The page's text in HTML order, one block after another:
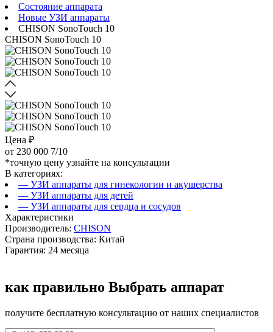
Состояние аппарата
Новые УЗИ аппараты
CHISON SonoTouch 10
CHISON SonoTouch 10
Цена ₽
от 230 000 7/10
*точную цену узнайте на консультации
В категориях:
— УЗИ аппараты для гинекологии и акушерства
— УЗИ аппараты для детей
— УЗИ аппараты для сердца и сосудов
Характеристики
Производитель: CHISON
Страна производства: Китай
Гарантия: 24 месяца
как правильно Выбрать аппарат
получите бесплатную консультацию от наших специалистов